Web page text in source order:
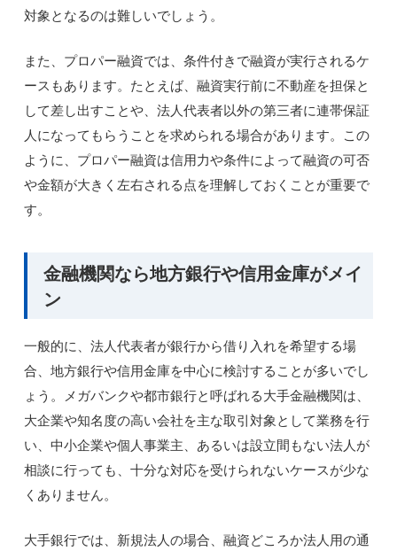
対象となるのは難しいでしょう。
また、プロパー融資では、条件付きで融資が実行されるケ
ースもあります。たとえば、融資実行前に不動産を担保と
して差し出すことや、法人代表者以外の第三者に連帯保証
人になってもらうことを求められる場合があります。この
ように、プロパー融資は信用力や条件によって融資の可否
や金額が大きく左右される点を理解しておくことが重要で
す。
金融機関なら地方銀行や信用金庫がメイ
ン
一般的に、法人代表者が銀行から借り入れを希望する場
合、地方銀行や信用金庫を中心に検討することが多いでし
ょう。メガバンクや都市銀行と呼ばれる大手金融機関は、
大企業や知名度の高い会社を主な取引対象として業務を行
い、中小企業や個人事業主、あるいは設立間もない法人が
相談に行っても、十分な対応を受けられないケースが少な
くありません。
大手銀行では、新規法人の場合、融資どころか法人用の通